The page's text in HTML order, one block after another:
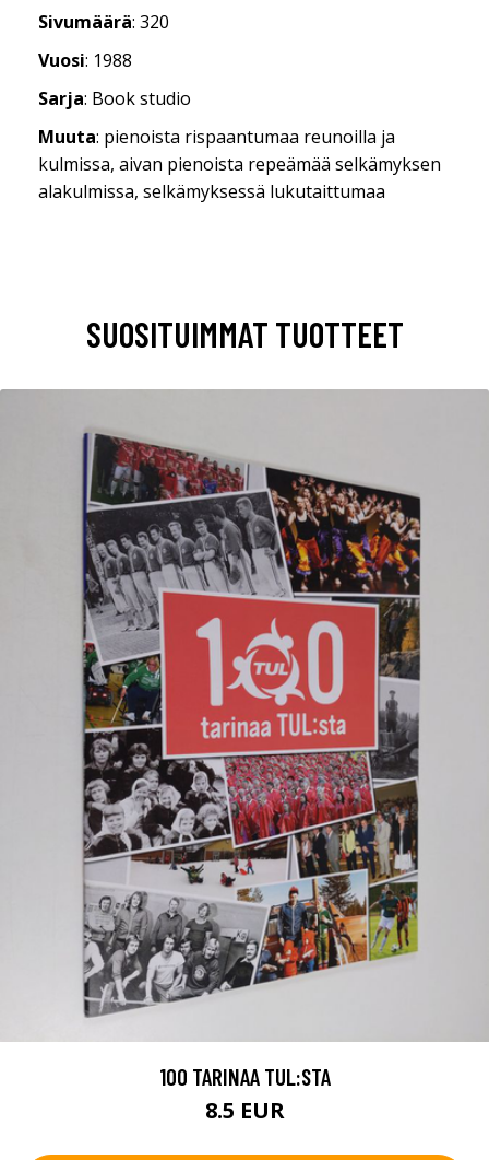
Sivumäärä: 320
Vuosi: 1988
Sarja: Book studio
Muuta: pienoista rispaantumaa reunoilla ja
kulmissa, aivan pienoista repeämää selkämyksen
alakulmissa, selkämyksessä lukutaittumaa
SUOSITUIMMAT TUOTTEET
100 TARINAA TUL:STA
8.5 EUR